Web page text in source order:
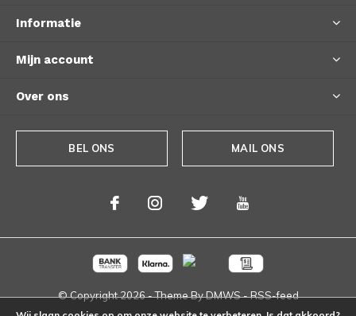
Informatie
Mijn account
Over ons
BEL ONS MAIL ONS
© Copyright2026- Theme ByDMWS-RSS-feed